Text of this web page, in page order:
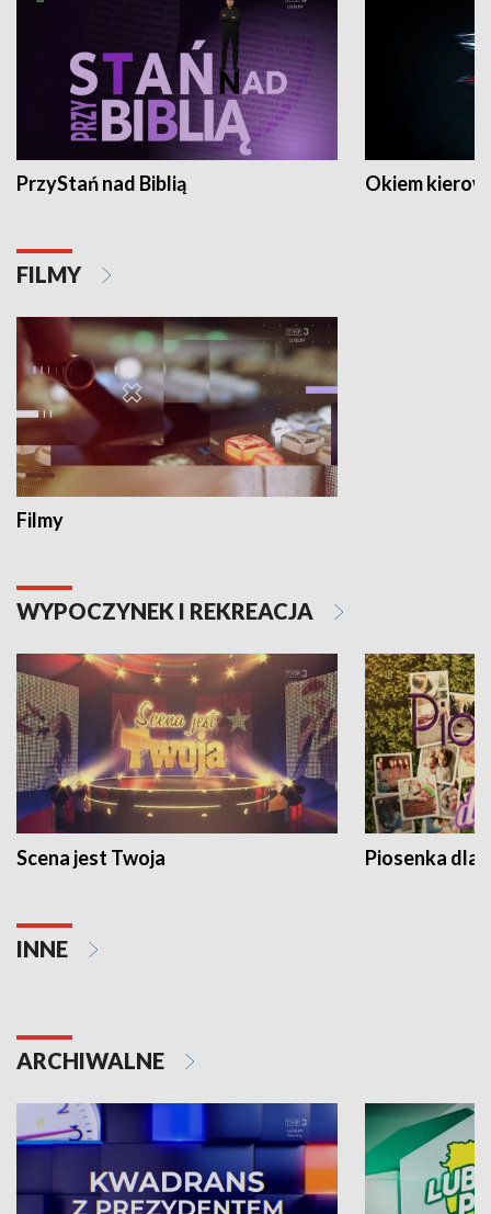
PrzyStań nad Biblią Okiem
FILMY
Filmy
WYPOCZYNEK I REKREACJA
Scena jest Twoja Piosenka dla
INNE
ARCHIWALNE